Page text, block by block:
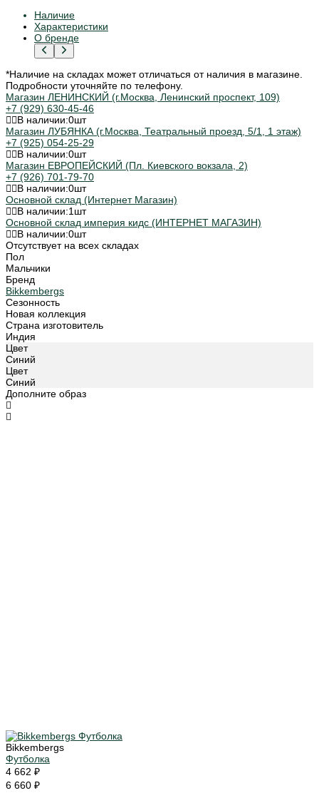
Наличие
Характеристики
О бренде
*Наличие на складах может отличаться от наличия в магазине.
Подробности уточняйте по телефону.
Магазин ЛЕНИНСКИЙ (г.Москва, Ленинский проспект, 109)
+7 (929) 630-45-46
В наличии:0шт
Магазин ЛУБЯНКА (г.Москва, Театральный проезд, 5/1, 1 этаж)
+7 (925) 054-25-29
В наличии:0шт
Магазин ЕВРОПЕЙСКИЙ (Пл. Киевского вокзала, 2)
+7 (926) 701-79-70
В наличии:0шт
Основной склад (Интернет Магазин)
В наличии:1 шт
Основной склад империя кидс (ИНТЕРНЕТ МАГАЗИН)
В наличии:0шт
Отсутствует на всех складах
Пол
Мальчики
Бренд
Bikkembergs
Сезонность
Новая коллекция
Страна изготовитель
Индия
Цвет
Синий
Цвет
Синий
Дополните образ
Bikkembergs
Футболка
4 662 ₽
6 660 ₽